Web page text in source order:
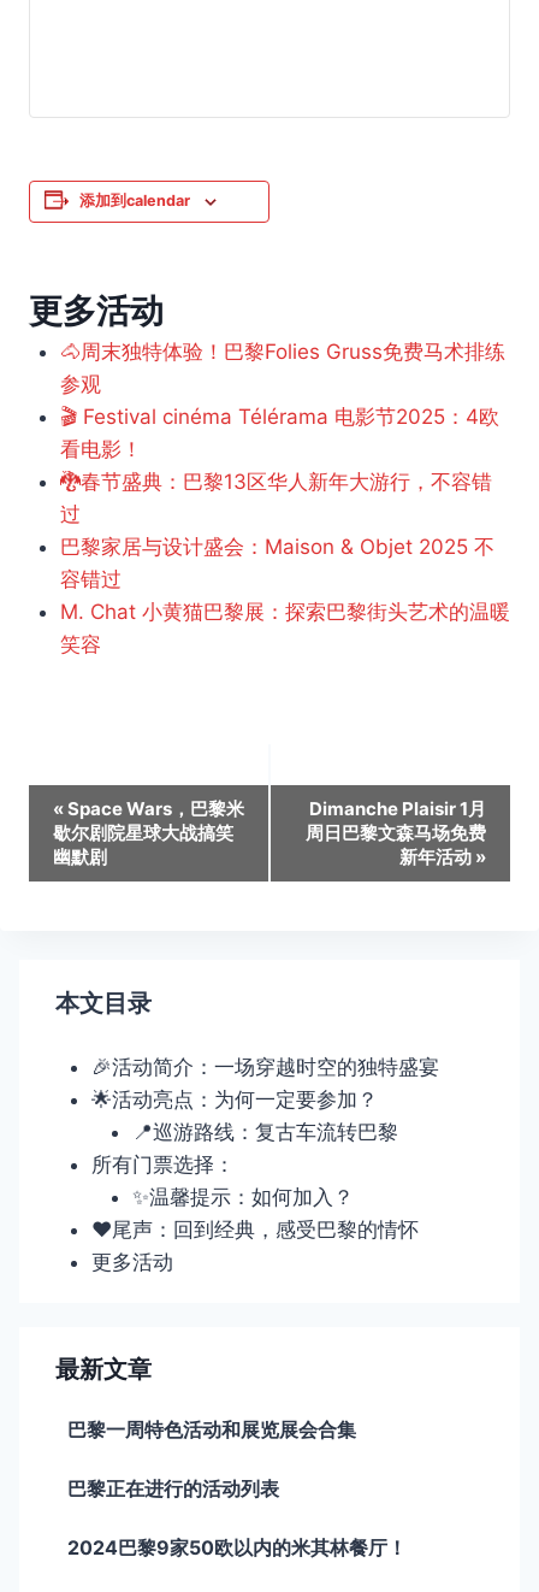
添加到calendar
更多活动
🐴周末独特体验！巴黎Folies Gruss免费马术排练
参观
🎬 Festival cinéma Télérama 电影节2025：4欧
看电影！
🐉春节盛典：巴黎13区华人新年大游行，不容错
过
巴黎家居与设计盛会：Maison & Objet 2025 不
容错过
M. Chat 小黄猫巴黎展：探索巴黎街头艺术的温暖
笑容
活
动
导
«Space Wars，巴黎米
歇尔剧院星球大战搞笑
幽默剧
Dimanche Plaisir 1月
周日巴黎文森马场免费
新年活动 »
本文目录
🎉活动简介：一场穿越时空的独特盛宴
🌟活动亮点：为何一定要参加？
📍巡游路线：复古车流转巴黎
所有门票选择：
✨温馨提示：如何加入？
❤️尾声：回到经典，感受巴黎的情怀
更多活动
最新文章
巴黎一周特色活动和展览展会合集
巴黎正在进行的活动列表
2024巴黎9家50欧以内的米其林餐厅！